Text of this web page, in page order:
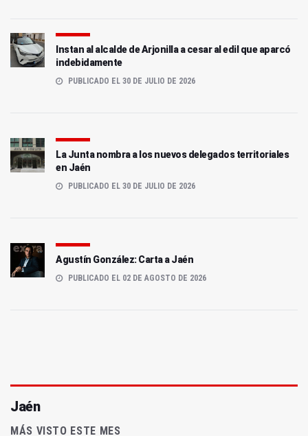
Instan al alcalde de Arjonilla a cesar al edil que aparcó
indebidamente
PUBLICADO EL 30 DE JULIO DE 2026
La Junta nombra a los nuevos delegados territoriales
en Jaén
PUBLICADO EL 30 DE JULIO DE 2026
Agustín González: Carta a Jaén
PUBLICADO EL 02 DE AGOSTO DE 2026
Jaén
MÁS VISTO ESTE MES